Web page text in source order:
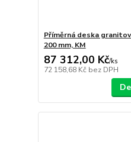
Příměrná deska
200 mm, KM
87 312,00 Kč/ks
72 158,68 Kč bez DPH